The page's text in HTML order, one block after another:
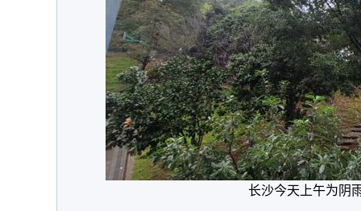
长沙今天上午为阴